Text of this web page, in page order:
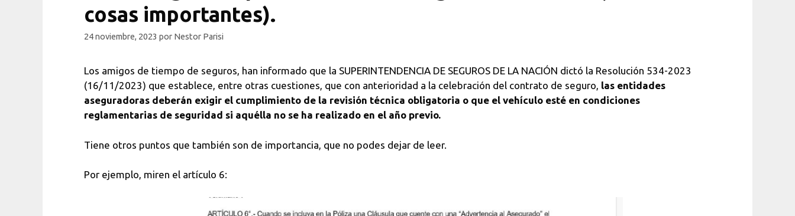
cosas importantes).
24 noviembre, 2023 por Nestor Parisi
Los amigos de tiempo de seguros, han informado que la SUPERINTENDENCIA DE SEGUROS DE LA NACIÓN dictó la Resolución 534-2023
(16/11/2023) que establece, entre otras cuestiones, que con anterioridad a la celebración del contrato de seguro, las entidades
aseguradoras deberán exigir el cumplimiento de la revisión técnica obligatoria o que el vehículo esté en condiciones
reglamentarias de seguridad si aquélla no se ha realizado en el año previo.
Tiene otros puntos que también son de importancia, que no podes dejar de leer.
Por ejemplo, miren el artículo 6: